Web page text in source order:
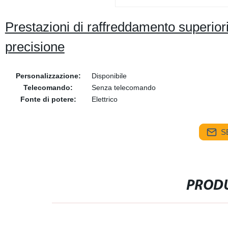
Prestazioni di raffreddamento
precisione
Personalizzazione:
Disponibile
Telecomando:
Senza telecomando
Fonte di potere:
Elettrico